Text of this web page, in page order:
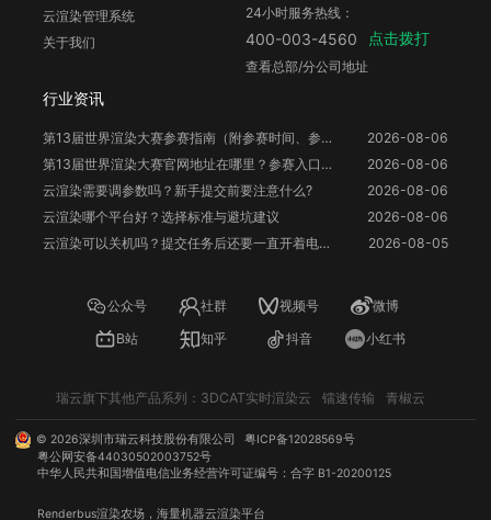
云渲染管理系统
关于我们
行业资讯
第13届世界渲染大赛参赛指南（附参赛时间、参赛要求、赛事奖励等）
2026-08-06
第13届世界渲染大赛官网地址在哪里？参赛入口与信息整理
2026-08-06
云渲染需要调参数吗？新手提交前要注意什么?
2026-08-06
云渲染哪个平台好？选择标准与避坑建议
2026-08-06
云渲染可以关机吗？提交任务后还要一直开着电脑吗？
2026-08-05
24小时服务热线：
400-003-4560 点击拨打
查看总部/分公司地址
公众号 社群 视频号
微博
B站
知乎 抖音 小红书
瑞云旗下其他产品系列： 3DCAT实时渲染云 镭速传输 青椒云
© 2026深圳市瑞云科技股份有限公司
粤ICP备12028569号
粤公网安备44030502003752号
中华人民共和国增值电信业务经营许可证编号：合字 B1-20200125
Renderbus渲染农场 ，海量机器云渲染平台